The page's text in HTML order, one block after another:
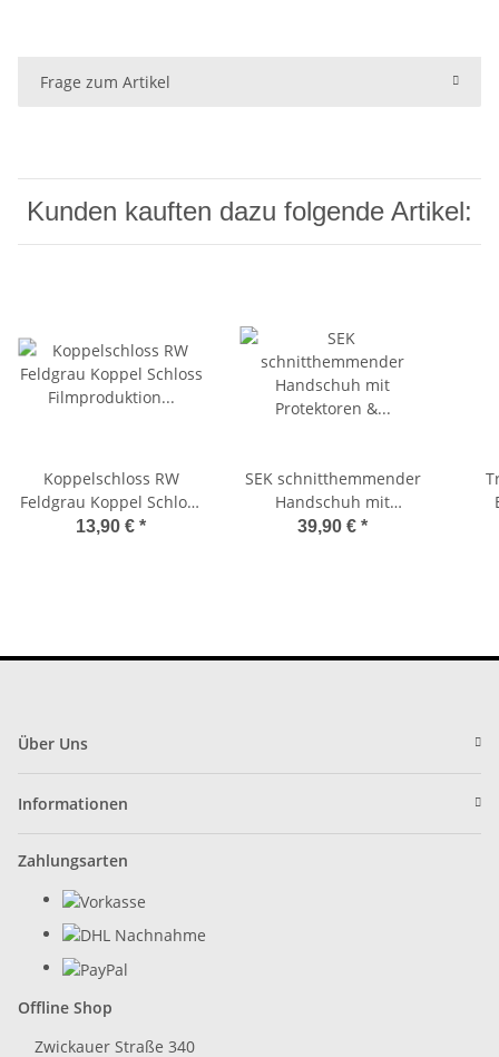
Frage zum Artikel
Kunden kauften dazu folgende Artikel:
Koppelschloss RW
Feldgrau Koppel Schloss
Filmproduktion erster
13,90 € *
SEK schnitthemmender
Handschuh mit
Protektoren & Spektra M
39,90 € *
Über Uns
Informationen
Zahlungsarten
Offline Shop
Zwickauer Straße 340